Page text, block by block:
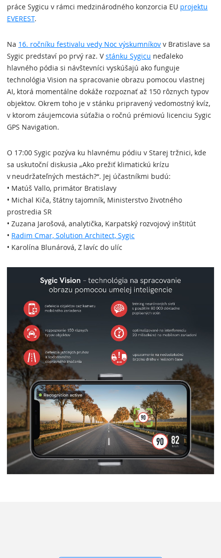
práce Sygicu v rámci medzinárodného konzorcia EU projektu
EVEREST.
Na 16. ročníku festivalu vedy Noc výskumníkov v Bratislave sa
Sygic predstaví po prvý raz. Vstánku Sygicu neďaleko
hlavného pódia si návštevníci vyskúšajú ako funguje
technológia Vision na spracovanie obrazu pomocou vlastnej
AI, ktorá momentálne dokáže rozpoznať až 150 rôznych typov
objektov. Okrem toho je v stánku pripravený vedomostný kvíz,
v ktorom záujemcovia súťažia o ročnú prémiovú licenciu Sygic
GPS Navigation.
O 17:00 Sygic pozýva ku hlavnému pódiu v Starej tržnici, kde
sa uskutoční diskusia „Ako prežiť klimatickú krízu
v neudržateľných mestách?“. Jej účastníkmi budú:
• Matúš Vallo, primátor Bratislavy
• Michal Kiča, štátny tajomník, Ministerstvo životného
prostredia SR
• Zuzana Jarošová, analytička, Karpatský rozvojový inštitút
• Radim Cmar, Solution Architect, Sygic
• Karolína Blunárová, Z lavíc do ulíc